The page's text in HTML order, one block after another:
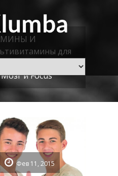
И
для
Light:
и Focus ™
Фев 11, 2015